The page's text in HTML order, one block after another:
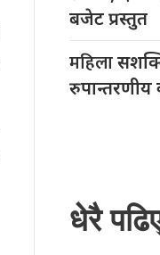
बजेट प्रस्तुत
महिला
रुपान्तरणीय
धेरै